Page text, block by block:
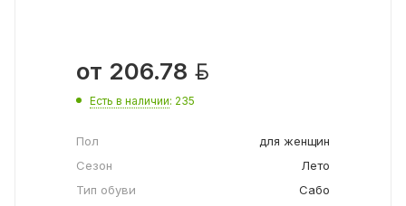
от 206.78 
Есть в наличии: 235
Пол
для женщин
Сезон
Лето
Тип обуви
Сабо